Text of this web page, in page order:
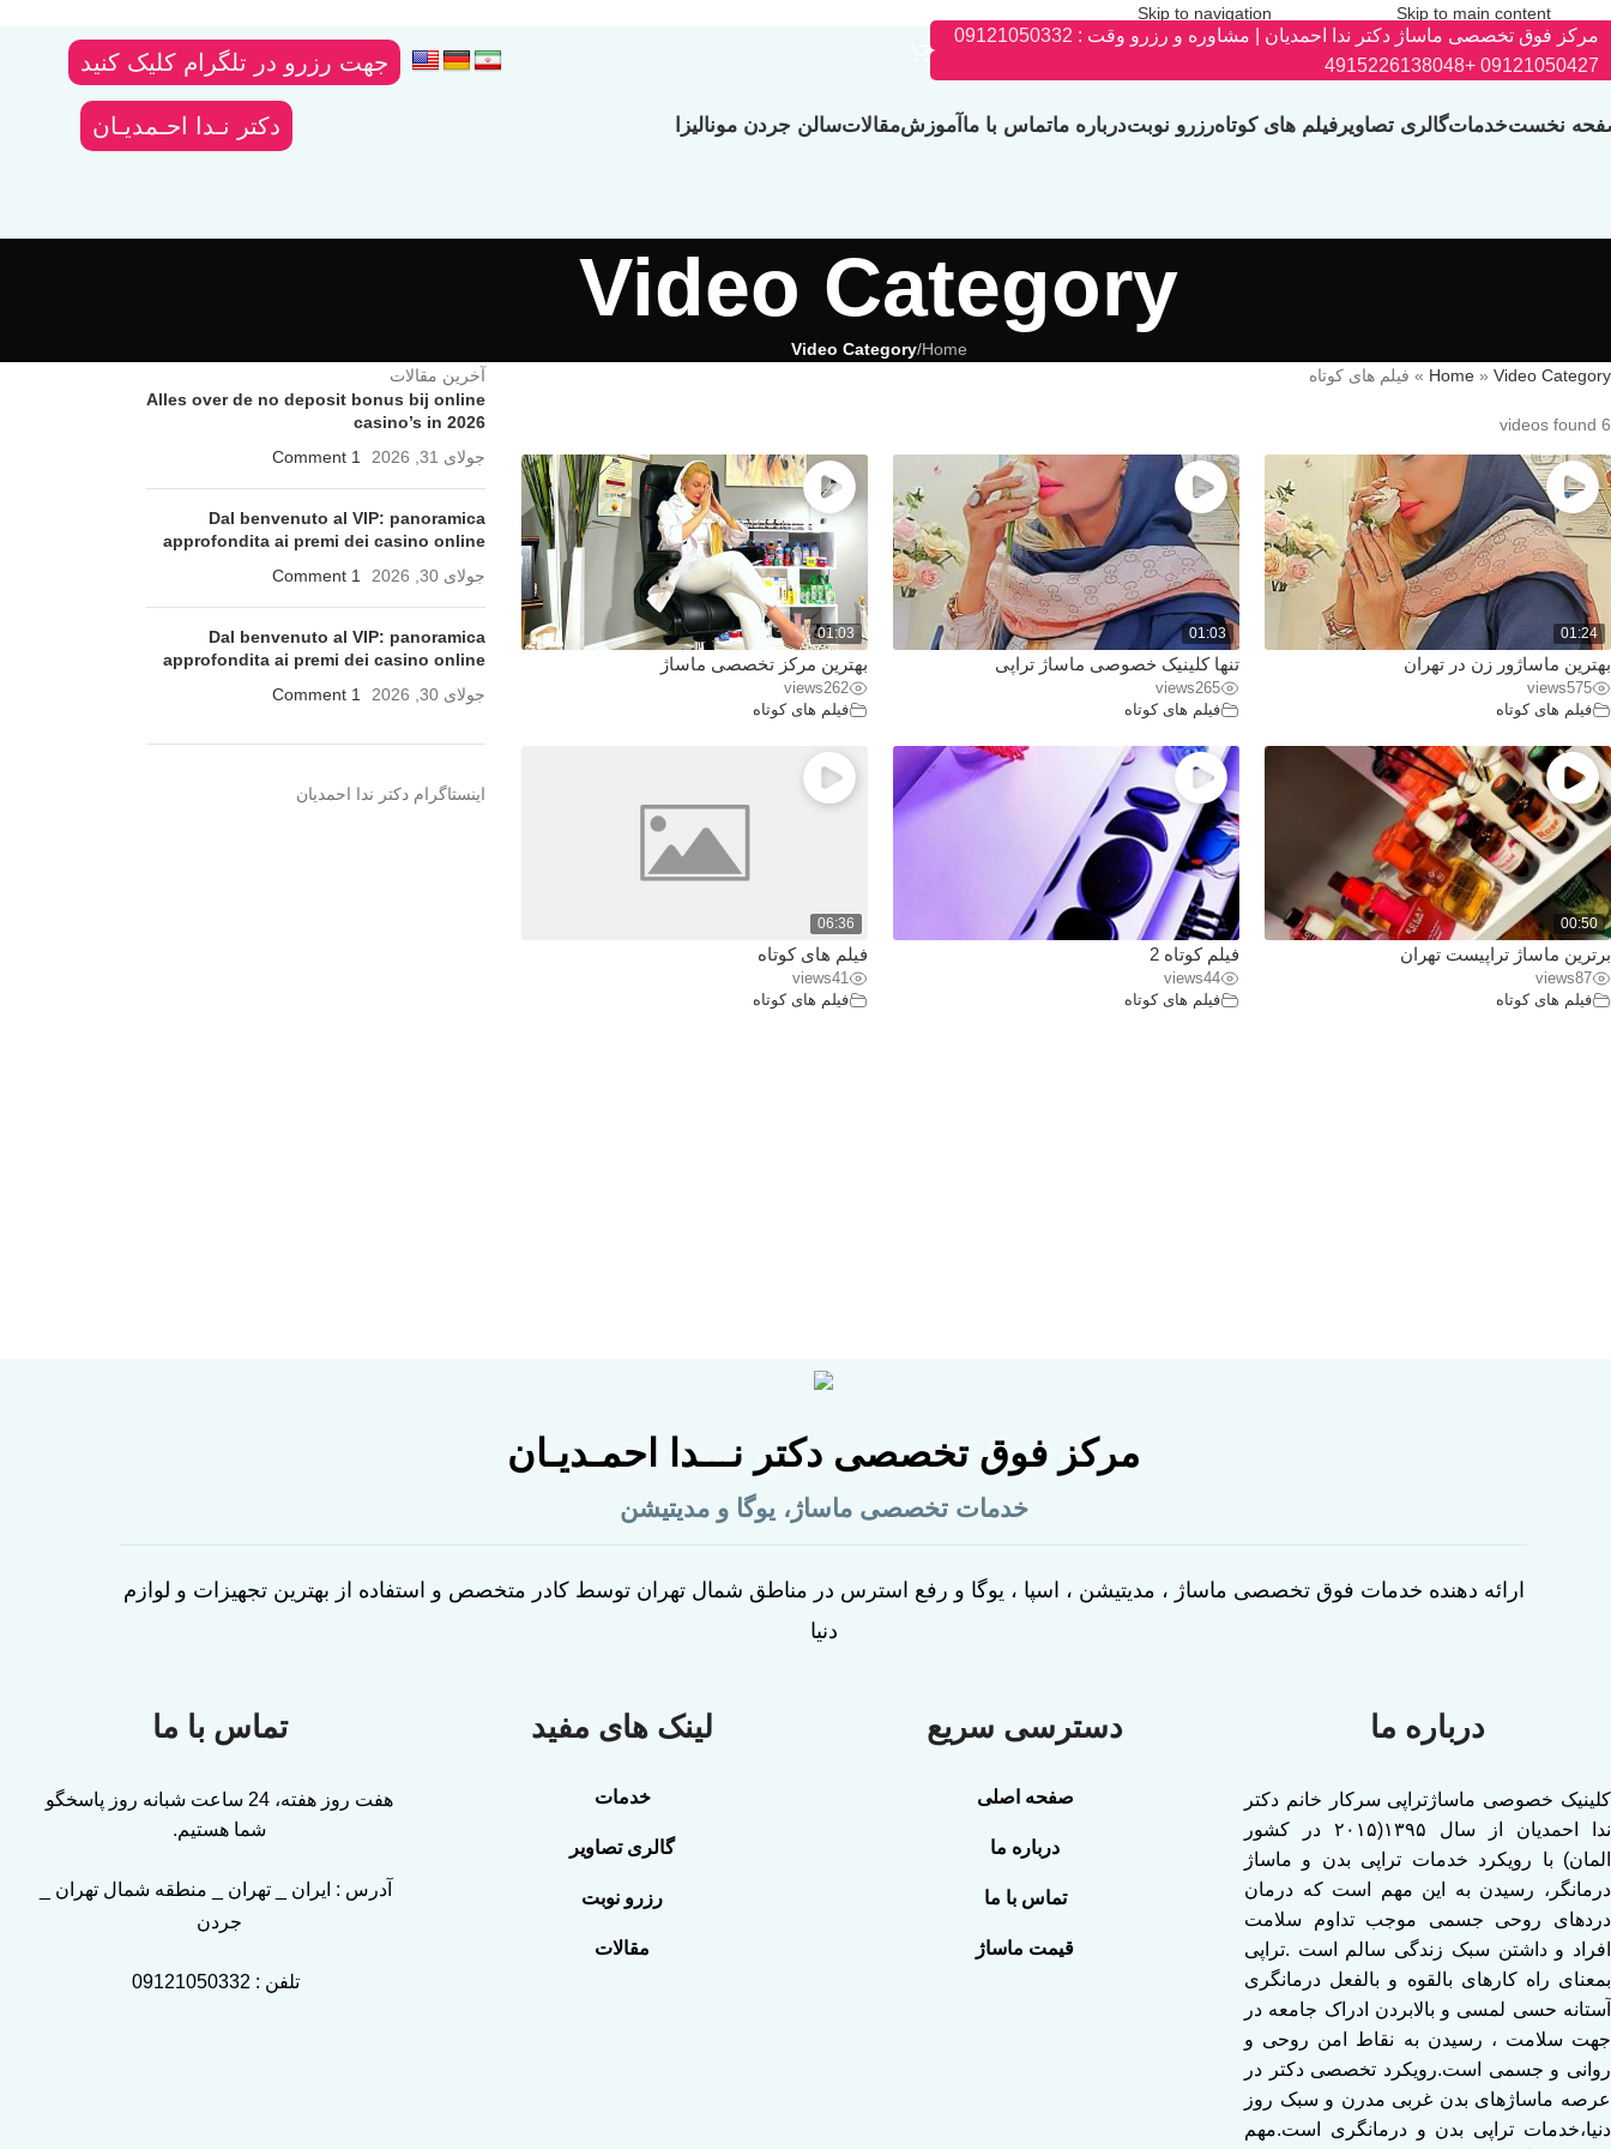
Skip to navigation Skip to main content
مرکز فوق تخصصی ماساژ دکتر ندا احمدیان | مشاوره و رزرو وقت : 09121050332
09121050427
+4915226138048 جهت رزرو در تلگرام کلیک کنید
نخستخدماتگالری تصاویر فیلم های کوتاهرزرو نوبتدرباره ماتماس با ما آموزشمقالاتسالن جردن مونالیزا دکتر نـدا احـمدیـان
Video Category
Home
/
Video Category
Home » Video Category
» فیلم های کوتاه
6 videos found
01:24
بهترین ماساژور زن در تهران
575
views
فیلم های کوتاه
01:03
تنها کلینیک خصوصی ماساژ تراپی
265
views
فیلم های کوتاه
01:03
بهترین مرکز تخصصی ماساژ
262
views
فیلم های کوتاه
00:50
برترین ماساژ تراپیست تهران
87
views
فیلم های کوتاه
فیلم کوتاه 2
44
views
فیلم های کوتاه
06:36
فیلم های کوتاه
41
views
فیلم های کوتاه
آخرین مقالات
Alles over de no deposit bonus bij online
casino’s in 2026
جولای 31, 2026
1 Comment
Dal benvenuto al VIP: panoramica
approfondita ai premi dei casino online
جولای 30, 2026
1 Comment
Dal benvenuto al VIP: panoramica
approfondita ai premi dei casino online
جولای 30, 2026
1 Comment
اینستاگرام دکتر ندا احمدیان
مرکز فوق تخصصی دکتر نـــدا احمـدیـان
خدمات تخصصی ماساژ، یوگا و مدیتیشن
ارائه دهنده خدمات فوق تخصصی ماساژ ، مدیتیشن ، اسپا ، یوگا و رفع استرس در مناطق شمال تهران توسط کادر متخصص و استفاده از بهترین تجهیزات و لوازم
دنیا
تماس با ما
هفت روز هفته، 24 ساعت شبانه روز پاسخگو
شما هستیم.
آدرس : ایران _ تهران _ منطقه شمال تهران _
جردن
تلفن : 09121050332
لینک های مفید
خدمات
گالری تصاویر
رزرو نوبت
مقالات
دسترسی سریع
صفحه اصلی
درباره ما
تماس با ما
قیمت ماساژ
درباره ما
کلینیک خصوصی ماساژتراپی سرکار خانم دکتر
ندا احمدیان از سال ۱۳۹۵(۲۰۱۵ در کشور
المان) با رویکرد خدمات تراپی بدن و ماساژ
درمانگر، رسیدن به این مهم است که درمان
دردهای روحی جسمی موجب تداوم سلامت
افراد و داشتن سبک زندگی سالم است .تراپی
بمعنای راه کارهای بالقوه و بالفعل درمانگری
آستانه حسی لمسی و بالابردن ادراک جامعه در
جهت سلامت ، رسیدن به نقاط امن روحی و
روانی و جسمی است.رویکرد تخصصی دکتر در
عرصه ماساژهای بدن غربی مدرن و سبک روز
دنیا،خدمات تراپی بدن و درمانگری است.مهم